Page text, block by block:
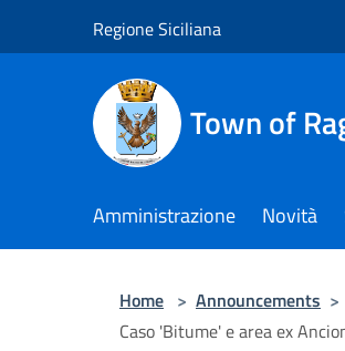
Regione Siciliana
Town of
Amministrazione Novità
Home > Announcements >
Caso 'Bitume' e area ex